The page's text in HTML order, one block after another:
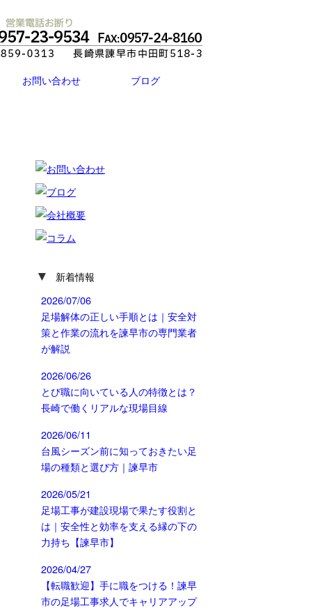
お問い合わせ ブログ
▼ 新着情報
2026/07/06
足場解体の正しい手順とは｜安全対
策と作業の流れを諫早市の専門業者
が解説
2026/06/26
とび職に向いている人の特徴とは？
長崎で働くリアルな現場目線
2026/06/11
台風シーズン前に知っておきたい足
場の種類と選び方｜諫早市
2026/05/21
足場工事が建設現場で果たす役割と
は｜安全性と効率を支える縁の下の
力持ち【諫早市】
2026/04/27
【転職歓迎】手に職をつける！諫早
市の足場工事求人でキャリアアップ